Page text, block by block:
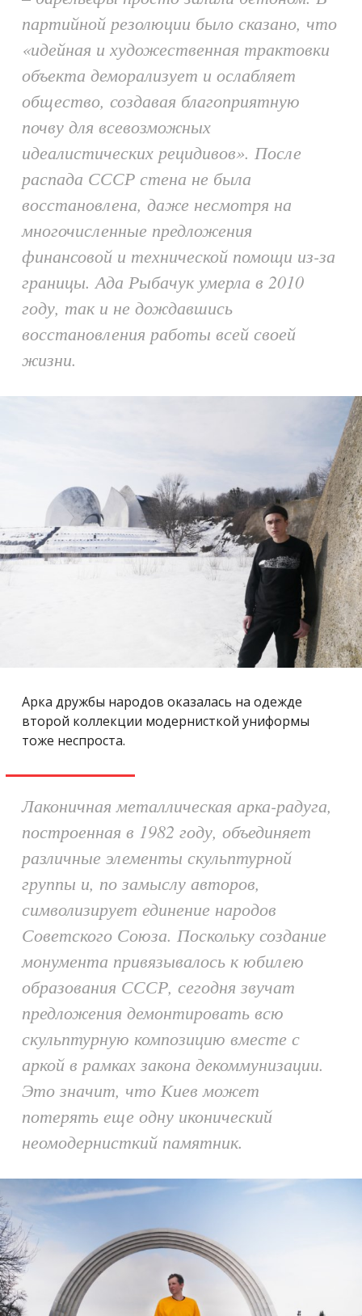
партийной резолюции было сказано, что
«идейная и художественная трактовки
объекта деморализует и ослабляет
общество, создавая благоприятную
почву для всевозможных
идеалистических рецидивов». После
распада СССР стена не была
восстановлена, даже несмотря на
многочисленные предложения
финансовой и технической помощи из-за
границы. Ада Рыбачук умерла в 2010
году, так и не дождавшись
восстановления работы всей своей
жизни.
Арка дружбы народов оказалась на одежде
второй коллекции модернисткой униформы
тоже неспроста.
Лаконичная металлическая арка-радуга,
построенная в 1982 году, объединяет
различные элементы скульптурной
группы и, по замыслу авторов,
символизирует единение народов
Советского Союза. Поскольку создание
монумента привязывалось к юбилею
образования СССР, сегодня звучат
предложения демонтировать всю
скульптурную композицию вместе с
аркой в рамках закона декоммунизации.
Это значит, что Киев может
потерять еще одну иконический
неомодернисткий памятник.